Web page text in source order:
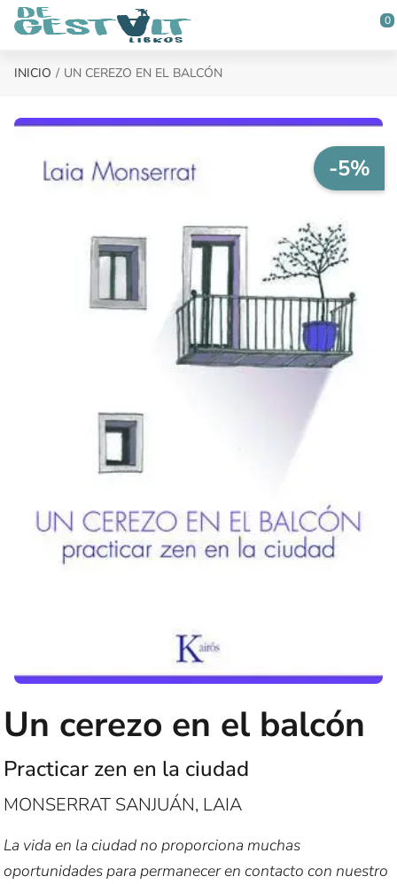
Saltar al contenido principal
0
INICIO UN CEREZO EN EL BALCÓN
-5%
Un cerezo en el balcón
Practicar zen en la ciudad
MONSERRAT SANJUÁN, LAIA
La vida en la ciudad no proporciona muchas
oportunidades para permanecer en contacto con nuestro